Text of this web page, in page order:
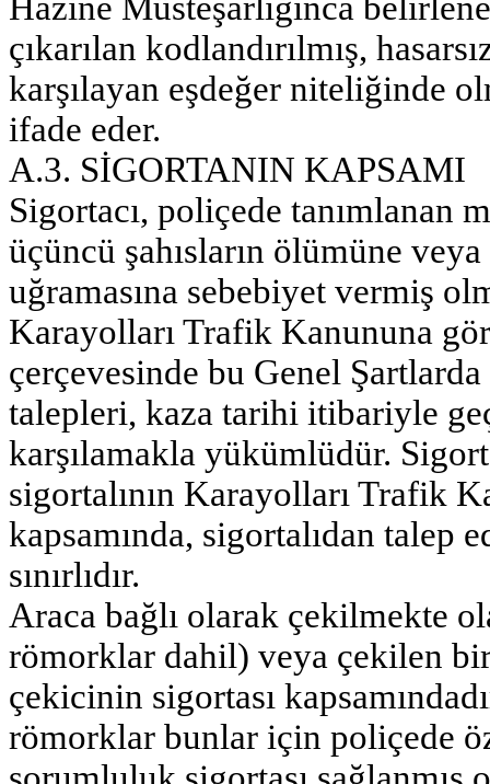
çıkarılan kodlandırılmış,
karşılayan eşdeğer niteliğinde
ifade eder.
A.3. SİGORTANIN KAPSAMI
Sigortacı, poliçede tanımlanan
üçüncü şahısların ölümüne
uğramasına sebebiyet vermiş
Karayolları Trafik Kanununa
çerçevesinde bu Genel
talepleri, kaza tarihi itibariyle
karşılamakla yükümlüdür.
sigortalının Karayolları Trafik
kapsamında, sigortalıdan talep
sınırlıdır.
Araca bağlı olarak çekilmekte
römorklar dahil) veya çekilen
çekicinin sigortası
römorklar bunlar için poliçede